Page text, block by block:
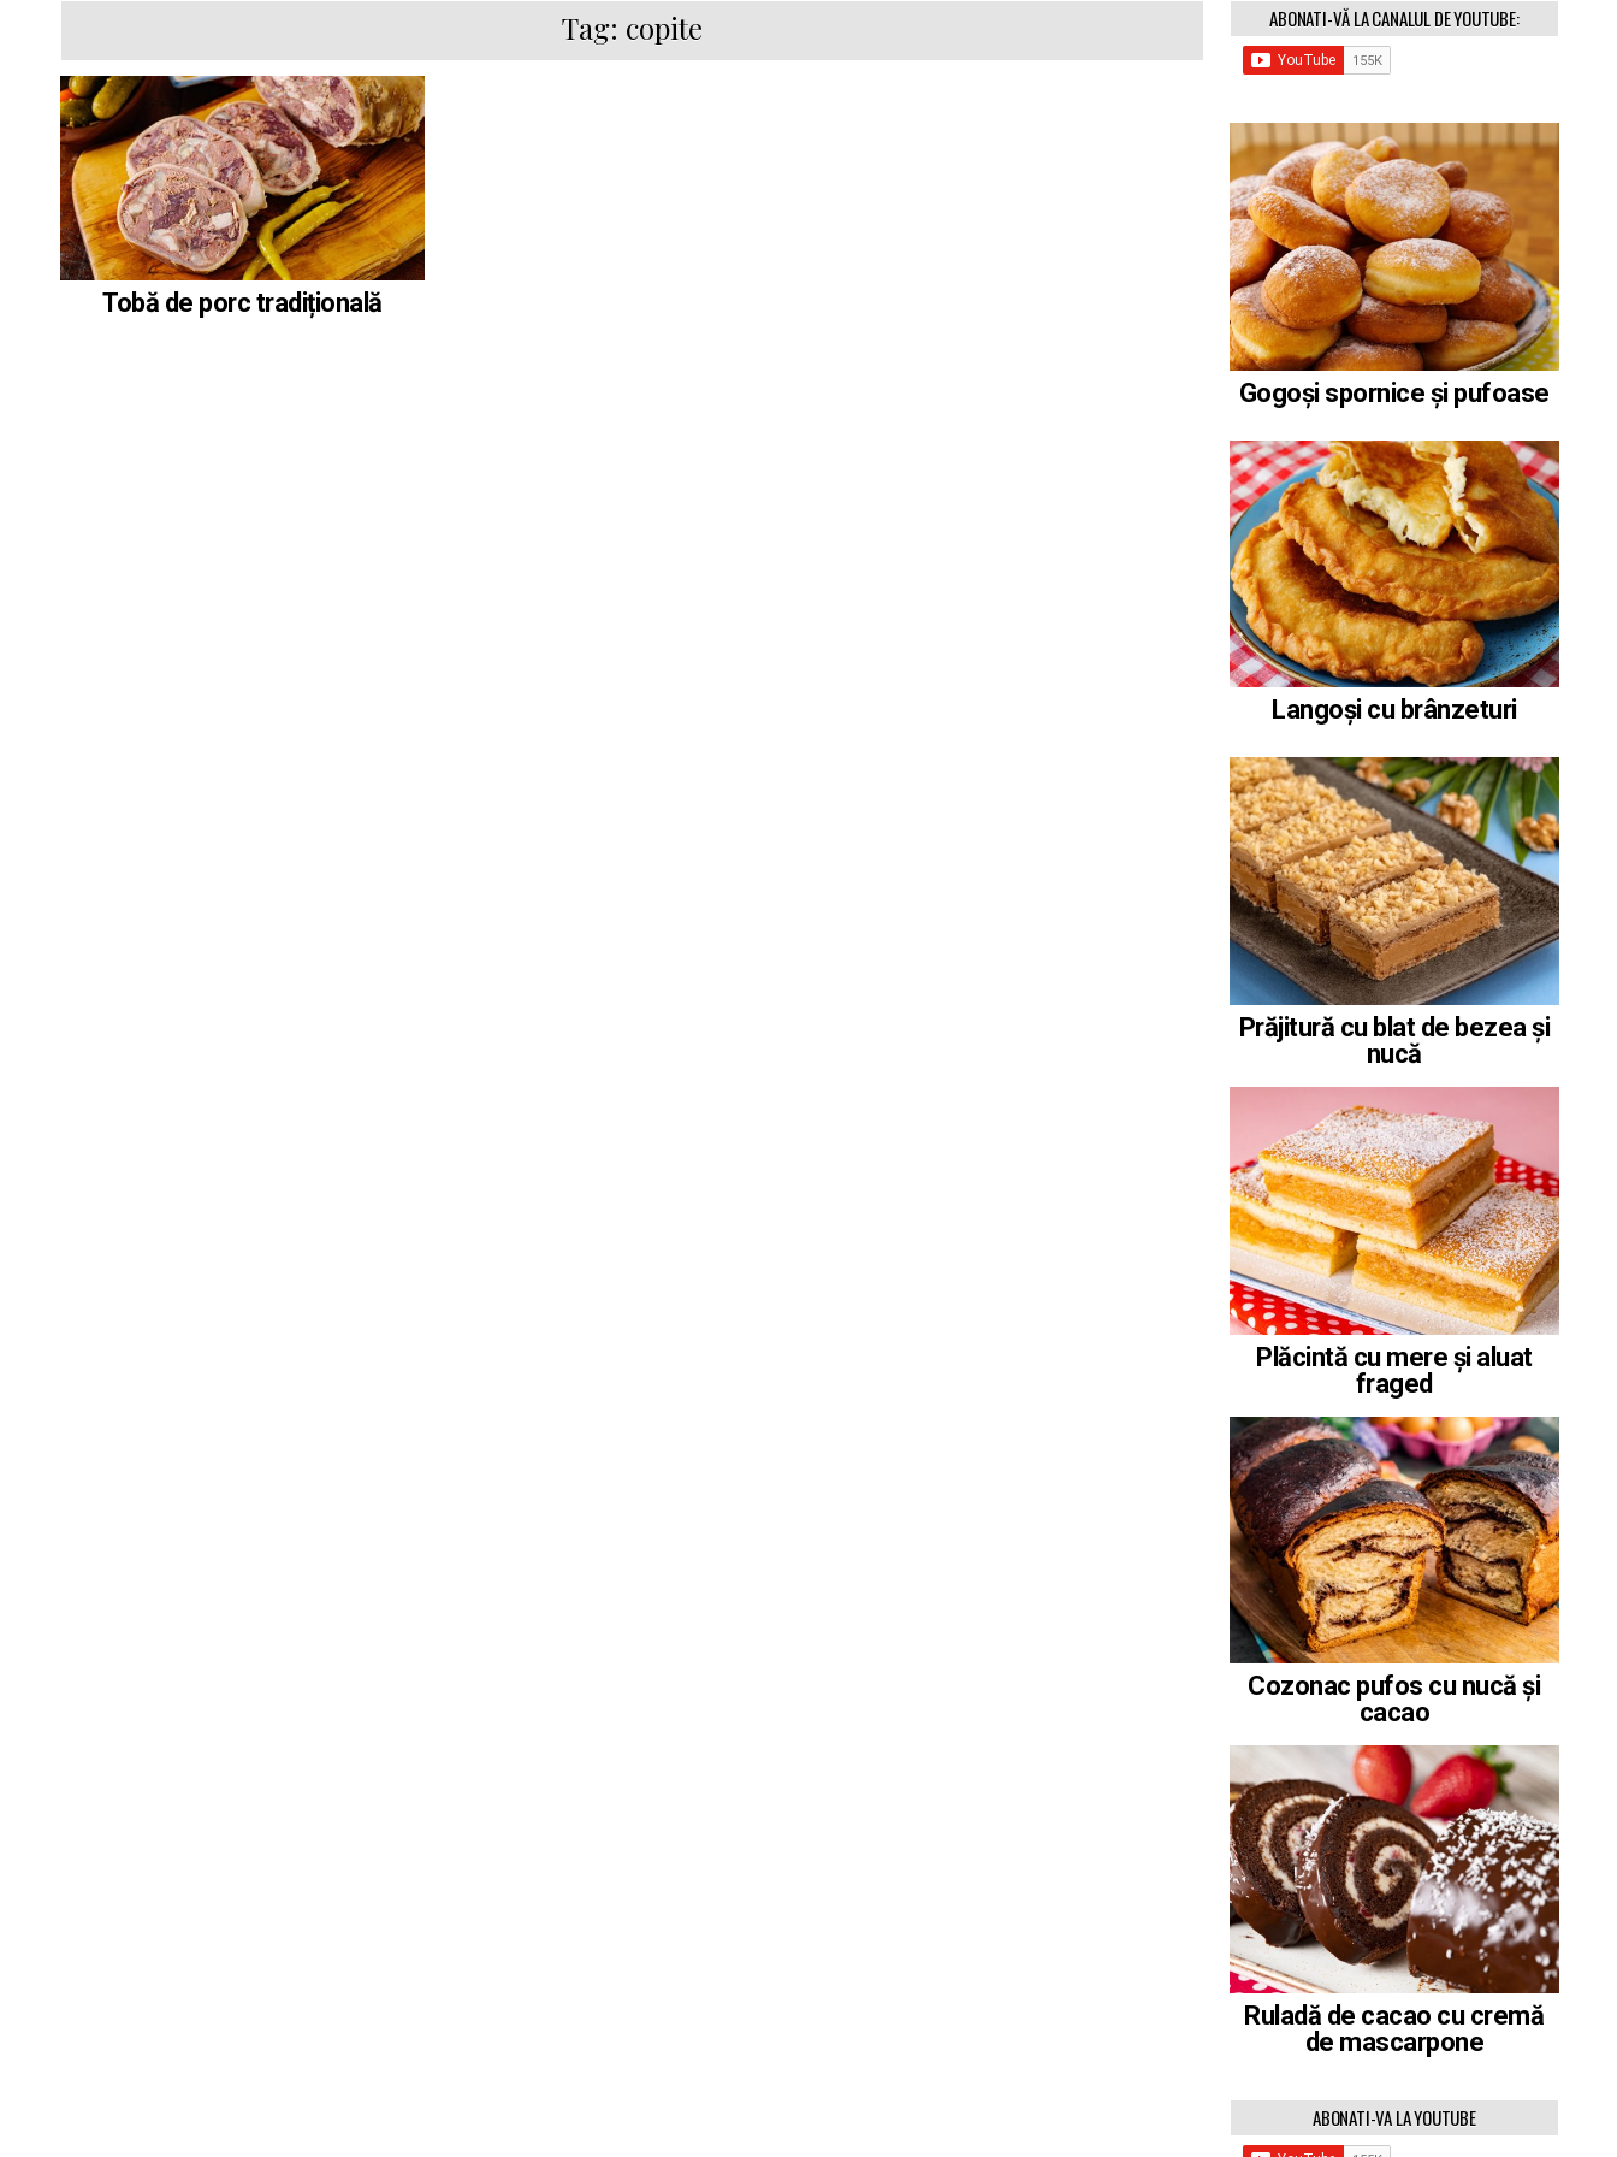
Tag: copite
Tobă de porc tradițională
ABONATI-VĂ LA CANALUL DE YOUTUBE:
Gogoși spornice și pufoase
Langoși cu brânzeturi
Prăjitură cu blat de bezea și
nucă
Plăcintă cu mere și aluat
fraged
Cozonac pufos cu nucă și
cacao
Ruladă de cacao cu cremă
de mascarpone
ABONATI-VA LA YOUTUBE